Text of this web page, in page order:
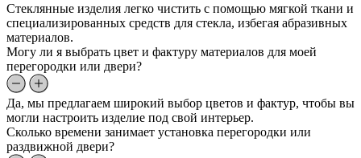
Стеклянные изделия легко чистить с помощью мягкой ткани и
специализированных средств для стекла, избегая абразивных
материалов.
Могу ли я выбрать цвет и фактуру материалов для моей
перегородки или двери?
Да, мы предлагаем широкий выбор цветов и фактур, чтобы вы
могли настроить изделие под свой интерьер.
Сколько времени занимает установка перегородки или
раздвижной двери?